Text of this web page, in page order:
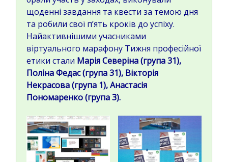
щоденні завдання та квести за темою дня
та робили свої п’ять кроків до успіху.
Найактивнішими учасниками
віртуального марафону Тижня професійної
етики стали Марія Северіна (група 31),
Поліна Федас (група 31), Вікторія
Некрасова (група 1), Анастасія
Пономаренко (група 3).